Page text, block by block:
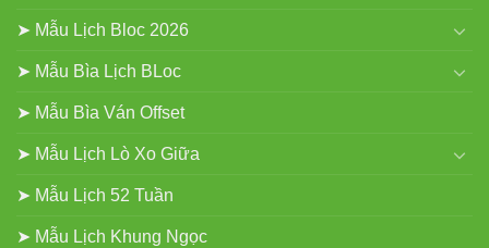
➤ Mẫu Lịch Bloc 2026
➤ Mẫu Bìa Lịch BLoc
➤ Mẫu Bìa Ván Offset
➤ Mẫu Lịch Lò Xo Giữa
➤ Mẫu Lịch 52 Tuần
➤ Mẫu Lịch Khung Ngọc